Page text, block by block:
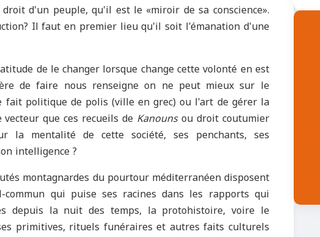
d'un peuple, qu'il est le «miroir de sa conscience».
Il faut en premier lieu qu'il soit l'émanation d'une
de le changer lorsque change cette volonté en est
de faire nous renseigne on ne peut mieux sur le
politique de polis (ville en grec) ou l'art de gérer la
que ces recueils de Kanounsou droit coutumier
la mentalité de cette société, ses penchants, ses
intelligence ?
montagnardes du pourtour méditerranéen disposent
qui puise ses racines dans les rapports qui
depuis la nuit des temps, la protohistoire, voire le
primitives, rituels funéraires et autres faits culturels